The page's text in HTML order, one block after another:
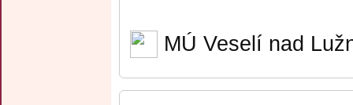
MÚ Veselí nad